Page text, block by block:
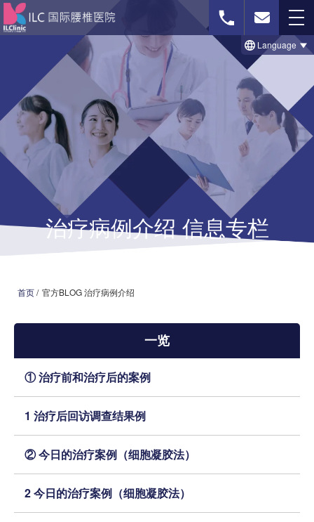
免费影像诊断 联系我们
治療のビフォー＆アフター事例
セルゲル法について
脊柱菅狭窄症の治療法
椎間板ヘルニアの治療法
本院治疗介绍
本院治疗病 症一览
医院介绍
来院路线
Language
治疗病例介绍 信息专栏
首页/ 官方BLOG 治疗病例介绍
一览
① 治疗前和治疗后的案例
1 治疗后回访调查结果例
② 今日的治疗案例（细胞凝胶法）
2 今日的治疗案例（细胞凝胶法）